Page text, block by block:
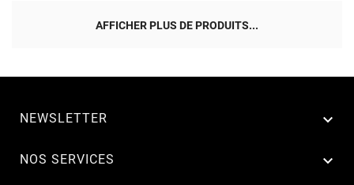
AFFICHER PLUS DE PRODUITS...
NEWSLETTER 
NOS SERVICES 